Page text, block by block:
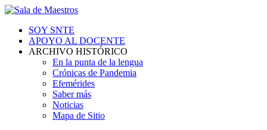
SOY SNTE
APOYO AL DOCENTE
ARCHIVO HISTÓRICO
En la punta de la lengua
Crónicas de Pandemia
Efemérides
Saber más
Noticias
Mapa de Sitio